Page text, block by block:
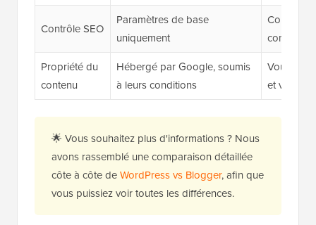
Contrôle SEO
Paramètres de base
uniquement
Contrôle
comme
Propriété du
contenu
Hébergé par Google, soumis
à leurs conditions
Vous
et vos
🌟 Vous souhaitez plus d'informations ? Nous
avons rassemblé une comparaison détaillée
côte à côte deWordPress vs Blogger, afin que
vous puissiez voir toutes les différences.